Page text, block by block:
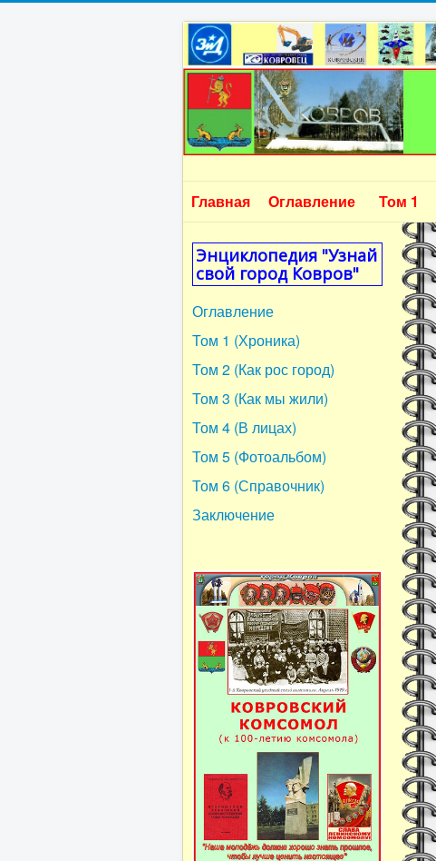
Главная
Оглавление Том 1
Энциклопедия "Узнай
свой город Ковров"
Оглавление
Том 1 (Хроника)
Том 2 (Как рос город)
Том 3 (Как мы жили)
Том 4 (В лицах)
Том 5 (Фотоальбом)
Том 6 (Справочник)
Заключение